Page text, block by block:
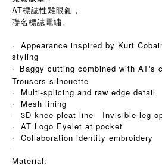
AT標誌性雞眼釦，
聯名標誌電繡。
· Appearance inspired by Kurt
styling
· Baggy cutting combined with AT's
Trousers silhouette
· Multi-splicing and raw edge detail
· Mesh lining
· 3D knee pleat line· Invisible leg
· AT Logo Eyelet at pocket
· Collaboration identity embroidery
-
Material: